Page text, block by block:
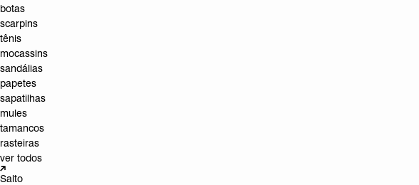
botas
scarpins
tênis
mocassins
sandálias
papetes
sapatilhas
mules
tamancos
rasteiras
ver todos
Salto